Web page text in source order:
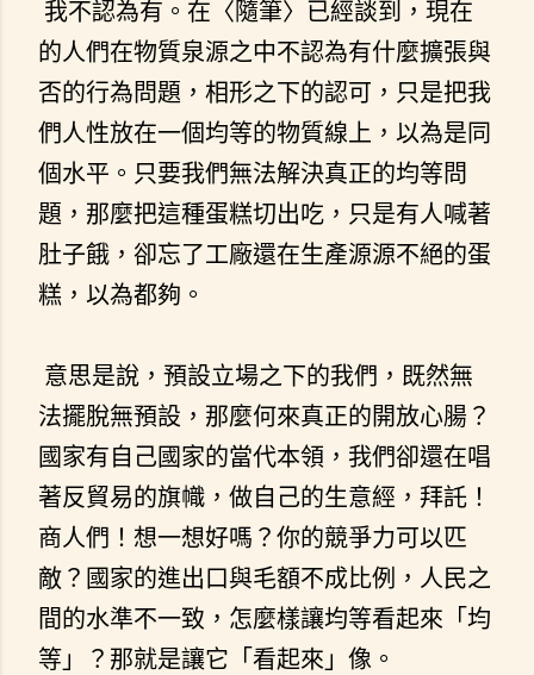
我不認為有。在〈隨筆〉已經談到，現在
的人們在物質泉源之中不認為有什麼擴張與
否的行為問題，相形之下的認可，只是把我
們人性放在一個均等的物質線上，以為是同
個水平。只要我們無法解決真正的均等問
題，那麼把這種蛋糕切出吃，只是有人喊著
肚子餓，卻忘了工廠還在生產源源不絕的蛋
糕，以為都夠。
意思是說，預設立場之下的我們，既然無
法擺脫無預設，那麼何來真正的開放心腸？
國家有自己國家的當代本領，我們卻還在唱
著反貿易的旗幟，做自己的生意經，拜託！
商人們！想一想好嗎？你的競爭力可以匹
敵？國家的進出口與毛額不成比例，人民之
間的水準不一致，怎麼樣讓均等看起來「均
等」？那就是讓它「看起來」像。